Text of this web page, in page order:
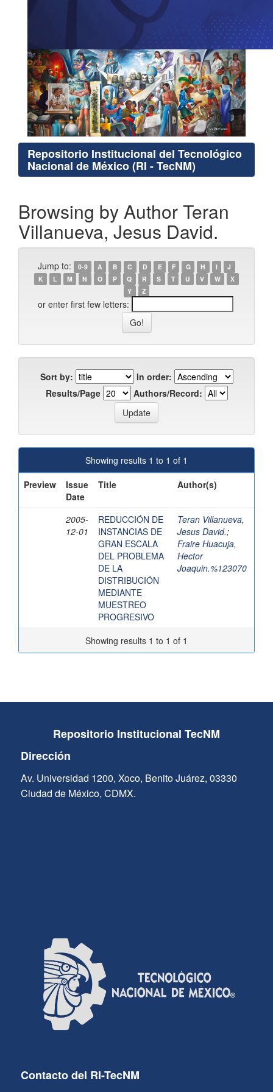
Repositorio Institucional del Tecnológico
Nacional de México (RI - TecNM)
Browsing by Author Teran
Villanueva, Jesus David.
Jump to: 0-9 A B C D E F G H I
J
K
L M N O P Q R S T U V W
X
Y
Z
or enter first few letters:
Sort by:
In order:
Results/Page
Authors/Record:
Showing results 1 to 1 of 1
Preview
Issue
Date
Title Author(s)
2005-
12-01
REDUCCIÓN DE
INSTANCIAS DE
GRAN ESCALA
DEL PROBLEMA
DE LA
DISTRIBUCIÓN
MEDIANTE
MUESTREO
PROGRESIVO
Teran Villanueva,
Jesus David.;
Fraire Huacuja,
Hector
Joaquin.%123070
Showing results 1 to 1 of 1
Repositorio Institucional TecNM
Dirección
Av. Universidad 1200, Xoco, Benito Juárez, 03330
Ciudad de México, CDMX.
Contacto del RI-TecNM